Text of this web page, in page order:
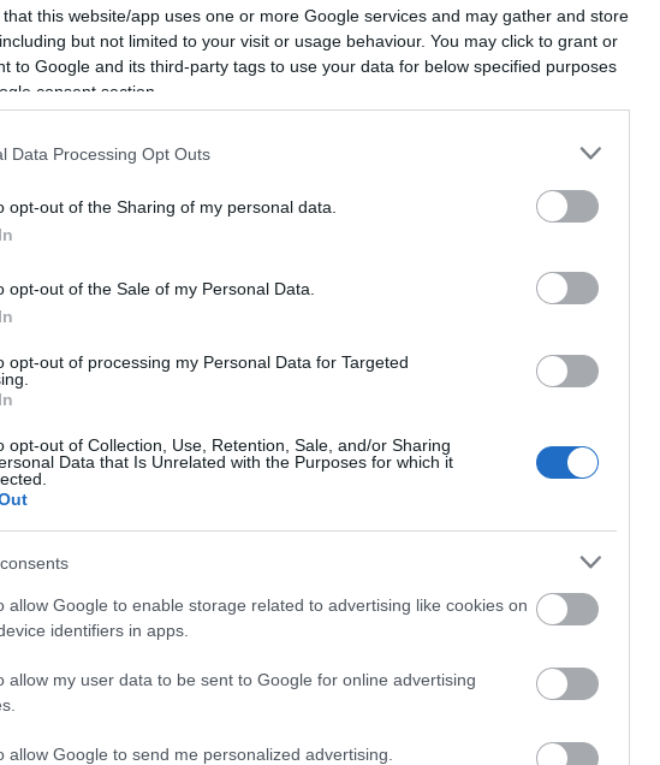
that this website/app uses one or more Google services and may gather and store
but not limited to your visit or usage behaviour. You may click to grant or
to Google and its third-party tags to use your data for below specified purposes
consent section.
Data Processing Opt Outs
opt-out of the Sharing of my personal data.
opt-out of the Sale of my Personal Data.
opt-out of processing my Personal Data for Targeted
opt-out of Collection, Use, Retention, Sale, and/or Sharing
Data that Is Unrelated with the Purposes for which it
allow Google to enable storage related to advertising like cookies on
identifiers in apps.
allow my user data to be sent to Google for online advertising
allow Google to send me personalized advertising.
***
a gitáros / énekes / zeneszerző John Haughm. Zenéjük sokkal zártabb